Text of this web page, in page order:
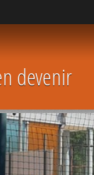
devenir